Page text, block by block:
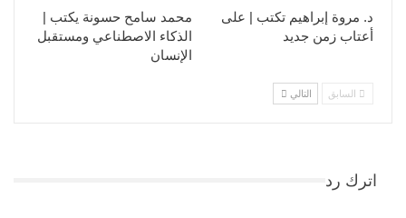
محمد سامح حسونة يكتب |
الذكاء الاصطناعي ومستقبل
الإنسان
د. مروة إبراهيم تكتب | على
أعتاب زمن جديد
السابق التالي
اترك رد